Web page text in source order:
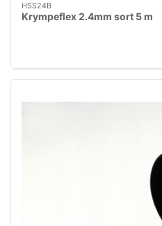
HSS24B
Krympeflex 2.4mm sort 5 m